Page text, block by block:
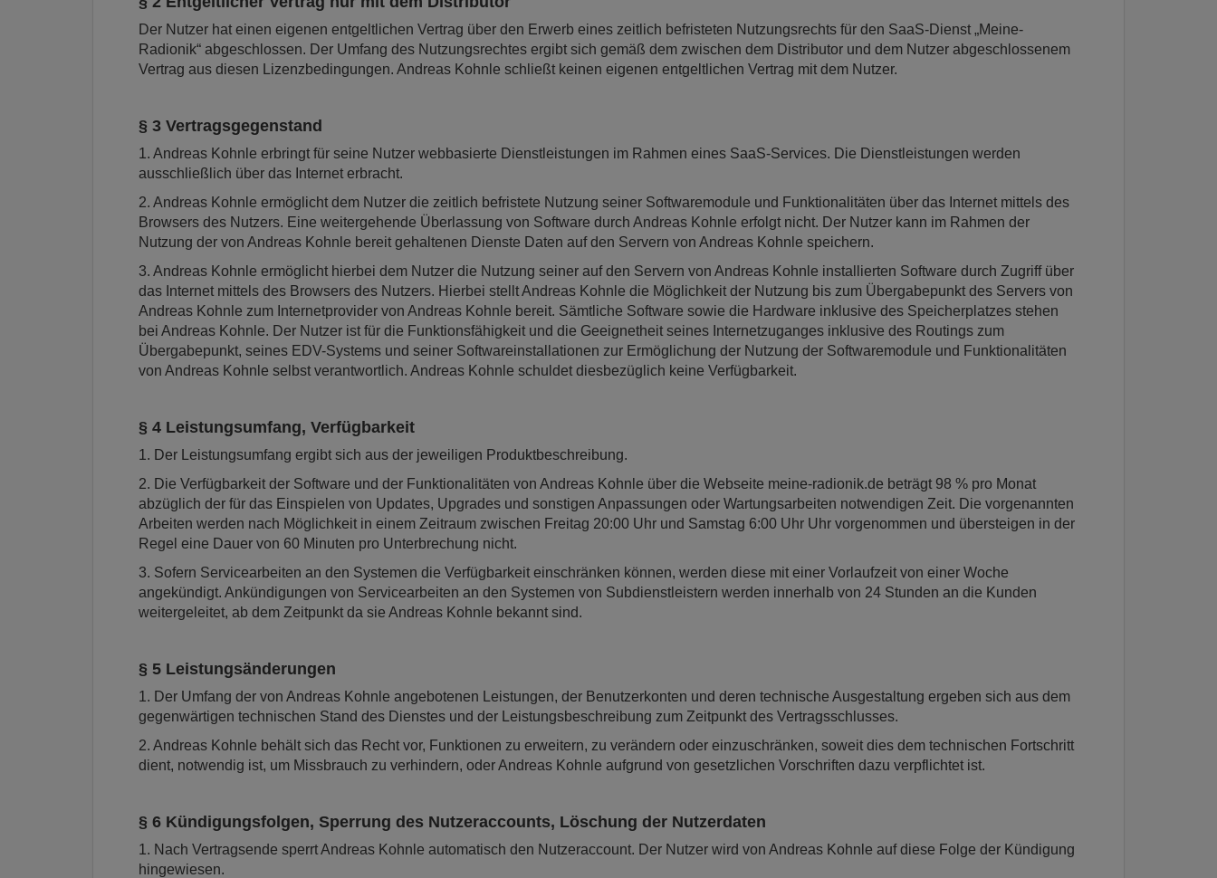
Der Nutzer hat einen eigenen entgeltlichen Vertrag über den Erwerb eines zeitlich befristeten Nutzungsrechts für den SaaS-Dienst „Meine-
Radionik“ abgeschlossen. Der Umfang des Nutzungsrechtes ergibt sich gemäß dem zwischen dem Distributor und dem Nutzer abgeschlossenem
Vertrag aus diesen Lizenzbedingungen. Andreas Kohnle schließt keinen eigenen entgeltlichen Vertrag mit dem Nutzer.
§ 3 Vertragsgegenstand
1. Andreas Kohnle erbringt für seine Nutzer webbasierte Dienstleistungen im Rahmen eines SaaS-Services. Die Dienstleistungen werden
ausschließlich über das Internet erbracht.
2. Andreas Kohnle ermöglicht dem Nutzer die zeitlich befristete Nutzung seiner Softwaremodule und Funktionalitäten über das Internet mittels des
Browsers des Nutzers. Eine weitergehende Überlassung von Software durch Andreas Kohnle erfolgt nicht. Der Nutzer kann im Rahmen der
Nutzung der von Andreas Kohnle bereit gehaltenen Dienste Daten auf den Servern von Andreas Kohnle speichern.
3. Andreas Kohnle ermöglicht hierbei dem Nutzer die Nutzung seiner auf den Servern von Andreas Kohnle installierten Software durch Zugriff über
das Internet mittels des Browsers des Nutzers. Hierbei stellt Andreas Kohnle die Möglichkeit der Nutzung bis zum Übergabepunkt des Servers von
Andreas Kohnle zum Internetprovider von Andreas Kohnle bereit. Sämtliche Software sowie die Hardware inklusive des Speicherplatzes stehen
bei Andreas Kohnle. Der Nutzer ist für die Funktionsfähigkeit und die Geeignetheit seines Internetzuganges inklusive des Routings zum
Übergabepunkt, seines EDV-Systems und seiner Softwareinstallationen zur Ermöglichung der Nutzung der Softwaremodule und Funktionalitäten
von Andreas Kohnle selbst verantwortlich. Andreas Kohnle schuldet diesbezüglich keine Verfügbarkeit.
§ 4 Leistungsumfang, Verfügbarkeit
1. Der Leistungsumfang ergibt sich aus der jeweiligen Produktbeschreibung.
2. Die Verfügbarkeit der Software und der Funktionalitäten von Andreas Kohnle über die Webseite meine-radionik.de beträgt 98 % pro Monat
abzüglich der für das Einspielen von Updates, Upgrades und sonstigen Anpassungen oder Wartungsarbeiten notwendigen Zeit. Die vorgenannten
Arbeiten werden nach Möglichkeit in einem Zeitraum zwischen Freitag 20:00 Uhr und Samstag 6:00 Uhr Uhr vorgenommen und übersteigen in der
Regel eine Dauer von 60 Minuten pro Unterbrechung nicht.
3. Sofern Servicearbeiten an den Systemen die Verfügbarkeit einschränken können, werden diese mit einer Vorlaufzeit von einer Woche
angekündigt. Ankündigungen von Servicearbeiten an den Systemen von Subdienstleistern werden innerhalb von 24 Stunden an die Kunden
weitergeleitet, ab dem Zeitpunkt da sie Andreas Kohnle bekannt sind.
§ 5 Leistungsänderungen
1. Der Umfang der von Andreas Kohnle angebotenen Leistungen, der Benutzerkonten und deren technische Ausgestaltung ergeben sich aus dem
gegenwärtigen technischen Stand des Dienstes und der Leistungsbeschreibung zum Zeitpunkt des Vertragsschlusses.
2. Andreas Kohnle behält sich das Recht vor, Funktionen zu erweitern, zu verändern oder einzuschränken, soweit dies dem technischen Fortschritt
dient, notwendig ist, um Missbrauch zu verhindern, oder Andreas Kohnle aufgrund von gesetzlichen Vorschriften dazu verpflichtet ist.
§ 6 Kündigungsfolgen, Sperrung des Nutzeraccounts, Löschung der Nutzerdaten
1. Nach Vertragsende sperrt Andreas Kohnle automatisch den Nutzeraccount. Der Nutzer wird von Andreas Kohnle auf diese Folge der Kündigung
hingewiesen.